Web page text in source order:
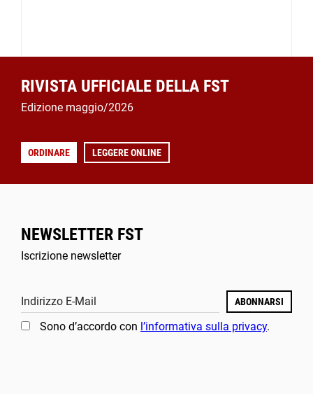
RIVISTA UFFICIALE DELLA FST
Edizione maggio/2026
ORDINARE LEGGERE ONLINE
NEWSLETTER FST
Iscrizione newsletter
Indirizzo E-Mail ABONNARSI
Sono d’accordo con l’informativa sulla privacy.